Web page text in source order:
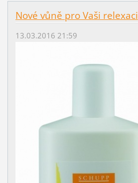
Nové vůně pro Vaši relexaci
13.03.2016 21:59